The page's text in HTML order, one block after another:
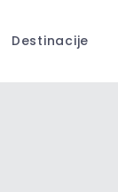
Destinacije